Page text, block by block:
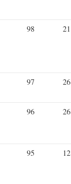
98 21
97 26
96 26
95 12